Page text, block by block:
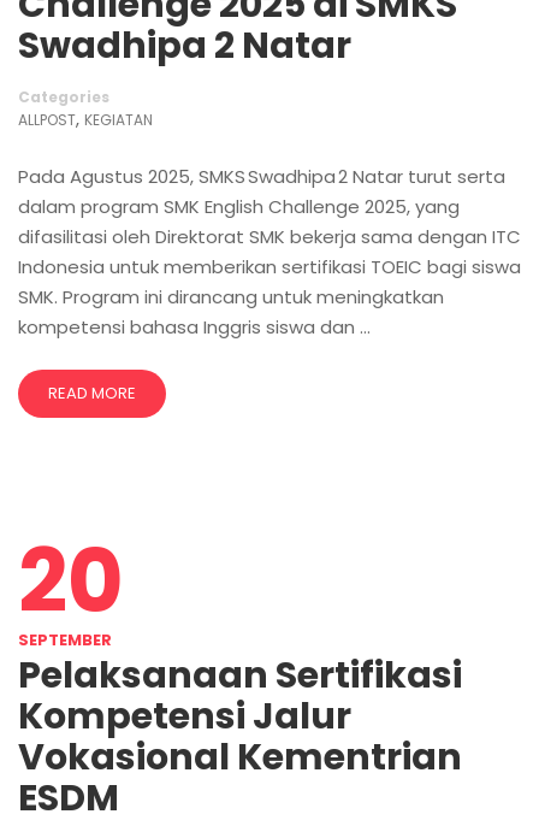
Swadhipa 2 Natar
Categories
ALLPOST, KEGIATAN
Pada Agustus 2025, SMKS Swadhipa 2 Natar turut serta
dalam program SMK English Challenge 2025, yang
difasilitasi oleh Direktorat SMK bekerja sama dengan ITC
Indonesia untuk memberikan sertifikasi TOEIC bagi siswa
SMK. Program ini dirancang untuk meningkatkan
kompetensi bahasa Inggris siswa dan …
READ MORE
20
SEPTEMBER
Pelaksanaan Sertifikasi
Kompetensi Jalur
Vokasional Kementrian
ESDM